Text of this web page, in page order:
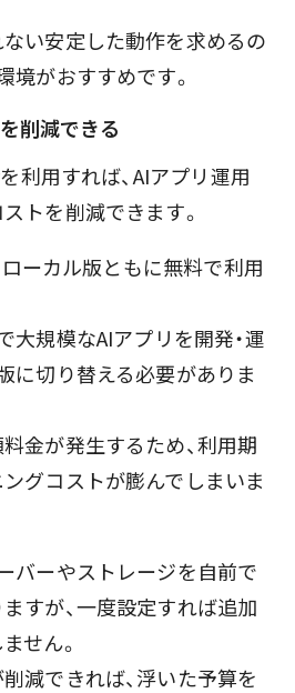
い安定した動作を求めるの
境がおすすめです。
削減できる
利用すれば、AIアプリ運用
トを削減できます。
ローカル版ともに無料で利用
大規模なAIアプリを開発・運
に切り替える必要がありま
金が発生するため、利用期
グコストが膨んでしまいま
バーやストレージを自前で
すが、一度設定すれば追加
せん。
減できれば、浮いた予算を